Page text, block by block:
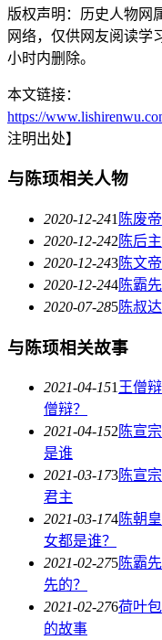
版权声明：历史人物网
网络，仅供网友阅读学
小时内删除。
本文链接：
https://
注明出处】
与陈顼相关人物
2020-12-241 陈废
2020-12-242 陈后
2020-12-243陈文
2020-12-244陈霸
2020-07-285陈叔
与陈顼相关故事
2021-04-151 王僧
僧辩？
2021-04-152 陈宣
是谁
2021-03-173陈宣
君主
2021-03-174陈朝
女都是谁？
2021-02-275陈霸
先的？
2021-02-276荷叶
的故事